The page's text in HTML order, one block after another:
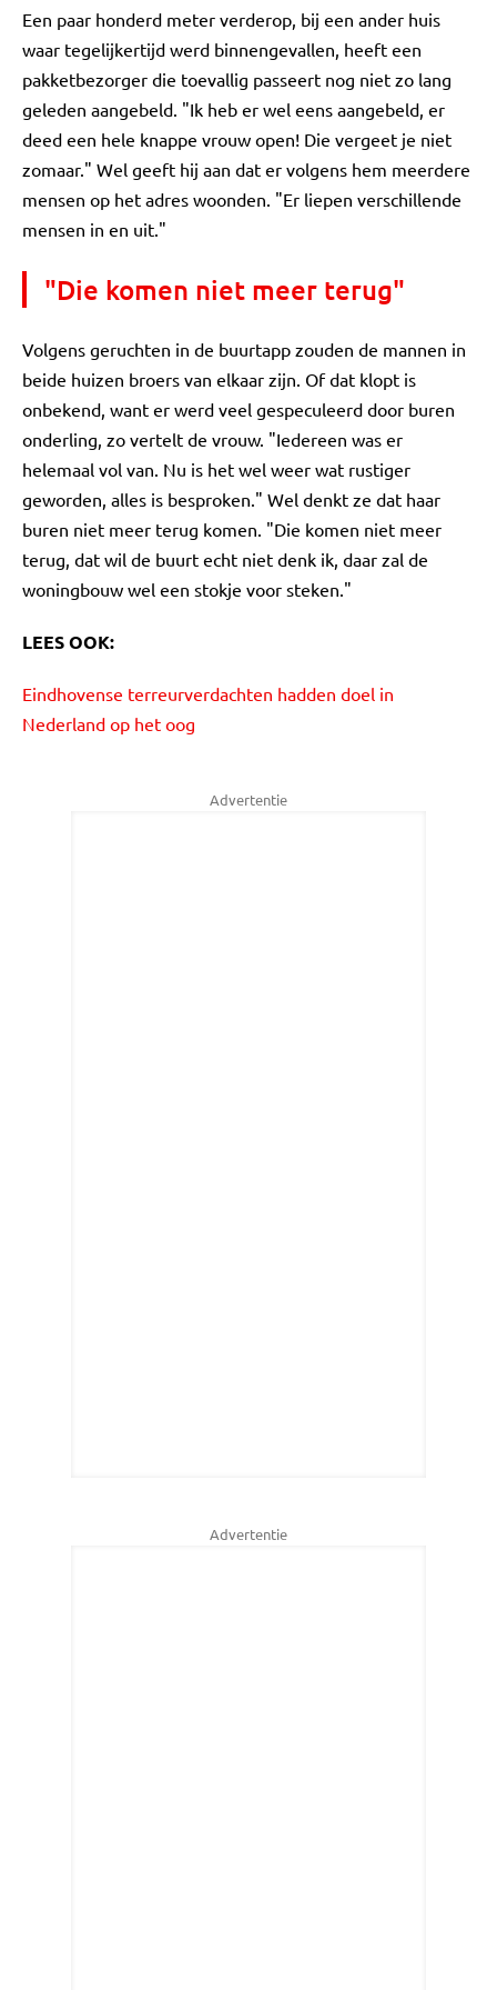
Een paar honderd meter verderop, bij een ander huis
waar tegelijkertijd werd binnengevallen, heeft een
pakketbezorger die toevallig passeert nog niet zo lang
geleden aangebeld. "Ik heb er wel eens aangebeld, er
deed een hele knappe vrouw open! Die vergeet je niet
zomaar." Wel geeft hij aan dat er volgens hem meerdere
mensen op het adres woonden. "Er liepen verschillende
mensen in en uit."
"Die komen niet meer terug"
Volgens geruchten in de buurtapp zouden de mannen in
beide huizen broers van elkaar zijn. Of dat klopt is
onbekend, want er werd veel gespeculeerd door buren
onderling, zo vertelt de vrouw. "Iedereen was er
helemaal vol van. Nu is het wel weer wat rustiger
geworden, alles is besproken." Wel denkt ze dat haar
buren niet meer terug komen. "Die komen niet meer
terug, dat wil de buurt echt niet denk ik, daar zal de
woningbouw wel een stokje voor steken."
LEES OOK:
Eindhovense terreurverdachten hadden doel in
Nederland op het oog
Advertentie
Advertentie